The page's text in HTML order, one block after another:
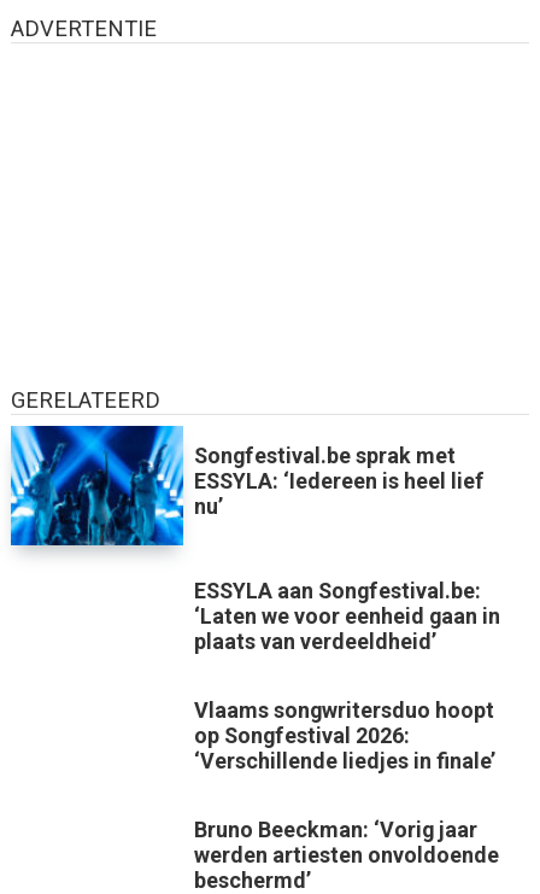
ADVERTENTIE
GERELATEERD
Songfestival.be sprak met
ESSYLA: ‘Iedereen is heel lief
nu’
ESSYLA aan Songfestival.be:
‘Laten we voor eenheid gaan in
plaats van verdeeldheid’
Vlaams songwritersduo hoopt
op Songfestival 2026:
‘Verschillende liedjes in finale’
Bruno Beeckman: ‘Vorig jaar
werden artiesten onvoldoende
beschermd’